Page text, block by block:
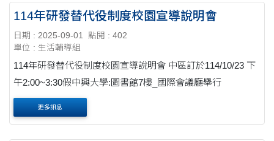
114年研發替代役制度校園宣導說明會
日期 : 2025-09-01
點閱 : 402
單位 : 生活輔導組
114年研發替代役制度校園宣導說明會 中區訂於114/10/23 下
午2:00~3:30假中興大學:圖書館7樓_國際會議廳舉行
更多訊息